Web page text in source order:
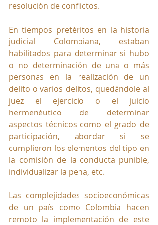
resolución de conflictos.
En tiempos pretéritos en la historia
judicial Colombiana, estaban
habilitados para determinar si hubo
o no determinación de una o más
personas en la realización de un
delito o varios delitos, quedándole al
juez el ejercicio o el juicio
hermenéutico de determinar
aspectos técnicos como el grado de
participación, abordar si se
cumplieron los elementos del tipo en
la comisión de la conducta punible,
individualizar la pena, etc.
Las complejidades socioeconómicas
de un país como Colombia hacen
remoto la implementación de este